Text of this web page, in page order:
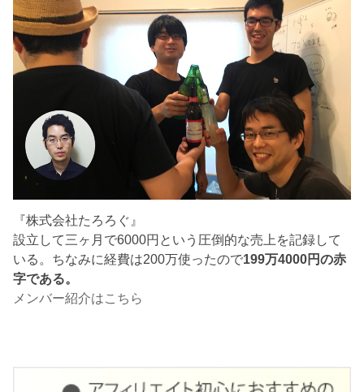
『株式会社たろろぐ』
設立して三ヶ月で6000円という圧倒的な売上を記録して
いる。ちなみに経費は200万使ったので199万4000円の赤
字である。
メンバー紹介はこちら